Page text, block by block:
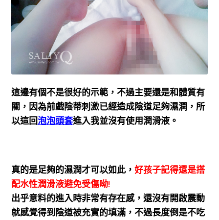
這邊有個不是很好的示範，不過主要還是和體質有
關，因為前戲陰蒂刺激已經造成陰道足夠濕潤，所
以這回泡泡頭套進入我並沒有使用潤滑液。
真的是足夠的濕潤才可以如此， 好孩子記得還是搭
配水性潤滑液避免受傷呦!
出乎意料的進入時非常有存在感，還沒有開啟震動
就感覺得到陰道被充實的填滿，不過長度倒是不吃